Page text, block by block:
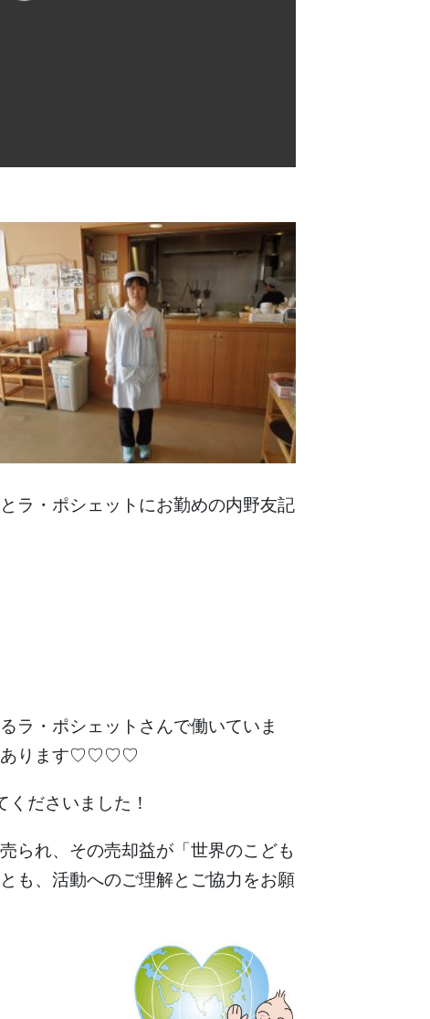
ラ・ポシェットにお勤めの内野友記
ラ・ポシェットさんで働いていま
あります♡♡♡♡
ださいました！
られ、その売却益が「世界のこども
も、活動へのご理解とご協力をお願